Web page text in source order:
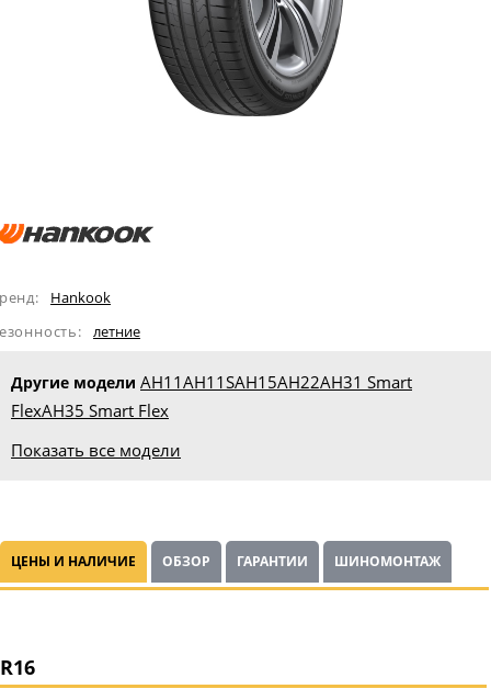
Hankook
летние
Другие модели AH11AH11SAH15AH22AH31 Smart
FlexAH35 Smart Flex
Показать все модели
ЦЕНЫ И НАЛИЧИЕ ОБЗОР ГАРАНТИИ ШИНОМОНТАЖ
R16